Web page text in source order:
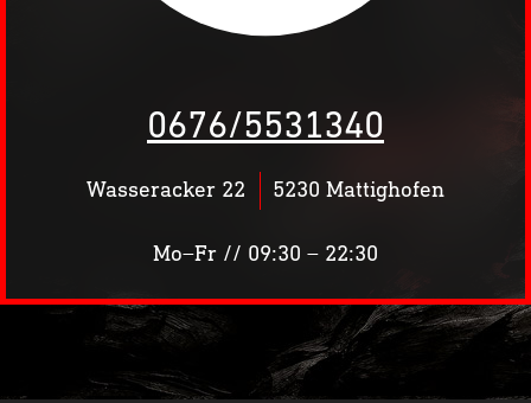
0676/5531340
Wasseracker 22 5230 Mattighofen
Mo–Fr // 09:30 – 22:30
Sommerspritza